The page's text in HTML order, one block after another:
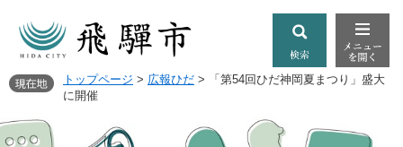
トップページ > 広報ひだ >
「第54回ひだ神岡夏まつり」盛大
に開催